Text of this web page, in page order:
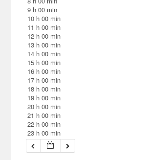
9 h 00 min
10 h 00 min
11 h 00 min
12 h 00 min
13 h 00 min
14 h 00 min
15 h 00 min
16 h 00 min
17 h 00 min
18 h 00 min
19 h 00 min
20 h 00 min
21 h 00 min
22 h 00 min
23 h 00 min